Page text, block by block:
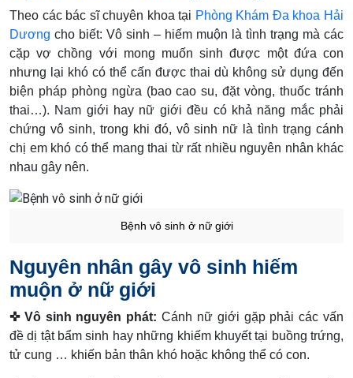
Theo các bác sĩ chuyên khoa tại Phòng Khám Đa khoa Hải
Dương cho biết: Vô sinh – hiếm muộn là tình trạng mà các
cặp vợ chồng với mong muốn sinh được một đứa con
nhưng lại khó có thể cấn được thai dù không sử dụng đến
biện pháp phòng ngừa (bao cao su, đặt vòng, thuốc tránh
thai…). Nam giới hay nữ giới đều có khả năng mắc phải
chứng vô sinh, trong khi đó, vô sinh nữ là tình trạng cánh
chị em khó có thể mang thai từ rất nhiều nguyên nhân khác
nhau gây nên.
Bệnh vô sinh ở nữ giới
Nguyên nhân gây vô sinh hiếm
muộn ở nữ giới
✜ Vô sinh nguyên phát: Cánh nữ giới gặp phải các vấn
đề dị tật bẩm sinh hay những khiếm khuyết tại buồng trứng,
tử cung … khiến bản thân khó hoặc không thể có con.